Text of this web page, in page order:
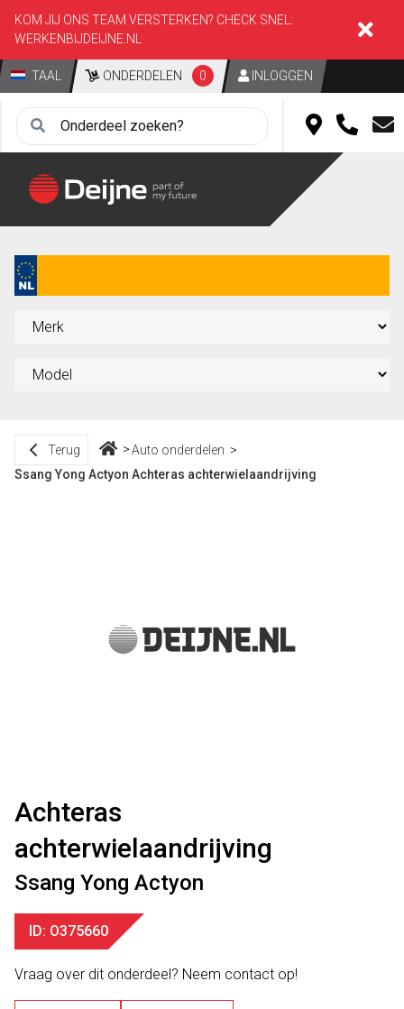
KOM JIJ ONS TEAM VERSTERKEN? CHECK SNEL:
WERKENBIJDEIJNE.NL
TAAL ONDERDELEN 0 INLOGGEN
Terug
Auto onderdelen
Ssang Yong Actyon Achteras achterwielaandrijving
Achteras
achterwielaandrijving
Ssang Yong Actyon
ID: O375660
Vraag over dit onderdeel? Neem contact op!